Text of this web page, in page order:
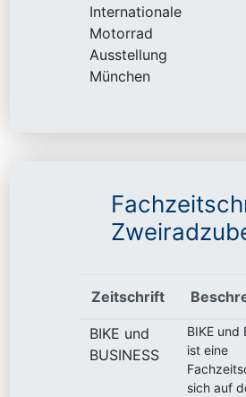
Internationale
Motorrad
Ausstellung
München
Zeitschrift
BIKE und
BUSINESS
BIKE und
ist eine
sich auf